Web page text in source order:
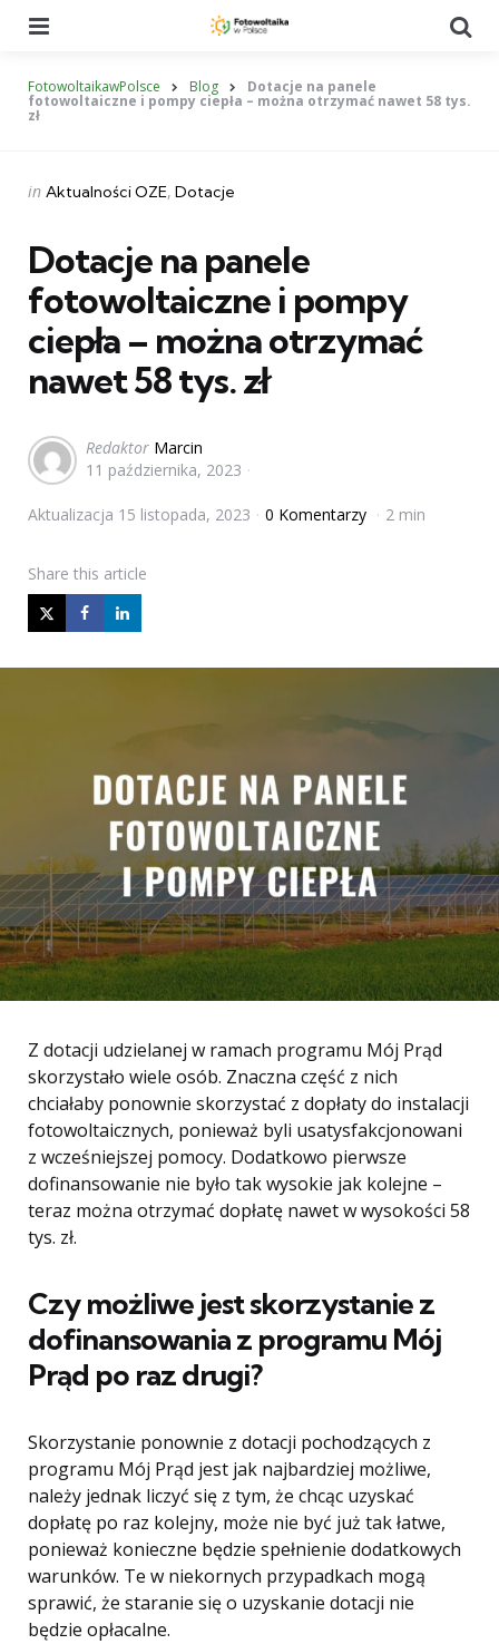
FotowoltaikawPolsce Blog Dotacje na panele
fotowoltaiczne i pompy ciepła – można otrzymać nawet 58 tys.
zł
Categories
Posted
in Aktualności OZE Dotacje
Dotacje na panele
fotowoltaiczne i pompy
ciepła – można otrzymać
nawet 58 tys. zł
Posted
by
Redaktor Marcin
11 października, 2023
Aktualizacja 15 listopada, 2023 0 Komentarzy 2 min
Share this article
Z dotacji udzielanej w ramach programu Mój Prąd
skorzystało wiele osób. Znaczna część z nich
chciałaby ponownie skorzystać z dopłaty do instalacji
fotowoltaicznych, ponieważ byli usatysfakcjonowani
z wcześniejszej pomocy. Dodatkowo pierwsze
dofinansowanie nie było tak wysokie jak kolejne –
teraz można otrzymać dopłatę nawet w wysokości 58
tys. zł.
Czy możliwe jest skorzystanie z
dofinansowania z programu Mój
Prąd po raz drugi?
Skorzystanie ponownie z dotacji pochodzących z
programu Mój Prąd jest jak najbardziej możliwe,
należy jednak liczyć się z tym, że chcąc uzyskać
dopłatę po raz kolejny, może nie być już tak łatwe,
ponieważ konieczne będzie spełnienie dodatkowych
warunków. Te w niekornych przypadkach mogą
sprawić, że staranie się o uzyskanie dotacji nie
będzie opłacalne.